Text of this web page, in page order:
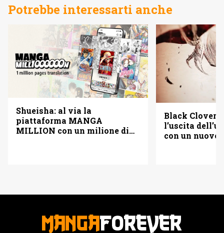
Potrebbe interessarti anche
Shueisha: al via la
piattaforma MANGA
MILLION con un milione di
Black Clover
l’uscita
con un nuovo